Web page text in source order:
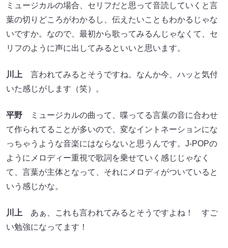
ミュージカルの場合、セリフだと思って音読していくと言
葉の切りどころがわかるし、伝えたいこともわかるじゃな
いですか。なので、最初から歌ってみるんじゃなくて、セ
リフのように声に出してみるといいと思います。
川上 言われてみるとそうですね。なんか今、ハッと気付
いた感じがします（笑）。
平野 ミュージカルの曲って、喋ってる言葉の音に合わせ
て作られてることが多いので、変なイントネーションにな
っちゃうような音楽にはならないと思うんです。J-POPの
ようにメロディー重視で歌詞を乗せていく感じじゃなく
て、言葉が主体となって、それにメロディがついていると
いう感じかな。
川上 あぁ、これも言われてみるとそうですよね！ すご
い勉強になってます！